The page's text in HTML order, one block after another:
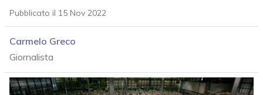
Pubblicato il 15 Nov 2022
Carmelo Greco
Giornalista